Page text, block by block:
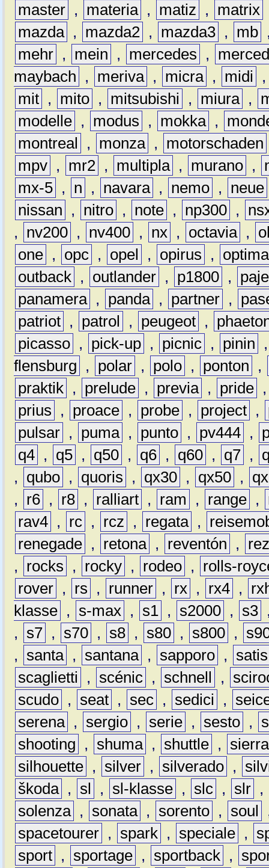
master , materia , matiz , matrix
mazda , mazda2 , mazda3 , mb
mehr , mein , mercedes ,
maybach
, meriva , micra , midi
mit , mito , mitsubishi , miura ,
modelle , modus , mokka ,
montreal
, monza , motorschaden
mpv , mr2 , multipla , murano ,
mx-5 , n , navara , nemo , neue
nissan
, nitro , note , np300 ,
,
nv200 , nv400 , nx , octavia ,
one , opc , opel , opirus ,
optima
outback , outlander , p1800 ,
panamera , panda , partner ,
patriot , patrol , peugeot ,
picasso , pick-up , picnic , pinin
flensburg
, polar , polo , ponton
,
praktik , prelude , previa , pride
prius
, proace , probe , project ,
pulsar , puma , punto , pv444 ,
q4 , q5 , q50 , q6 , q60 , q7 ,
,
qubo , quoris , qx30 , qx50 ,
,
r6 , r8 , ralliart , ram , range ,
rav4 , rc , rcz , regata ,
renegade , retona , reventón ,
,
rocks , rocky , rodeo ,
rolls-
rover , rs , runner , rx , rx4 ,
klasse , s-max , s1 , s2000 , s3
,
s7 , s70 , s8 , s80 , s800 ,
,
santa , santana , sapporo ,
satis
scaglietti
, scénic , schnell ,
scudo , seat , sec , sedici ,
serena , sergio , serie , sesto ,
shooting
, shuma , shuttle ,
sierra
silhouette , silver , silverado ,
škoda , sl , sl-klasse , slc , slr ,
solenza , sonata , sorento , soul
spacetourer , spark , speciale ,
sport , sportage , sportback ,